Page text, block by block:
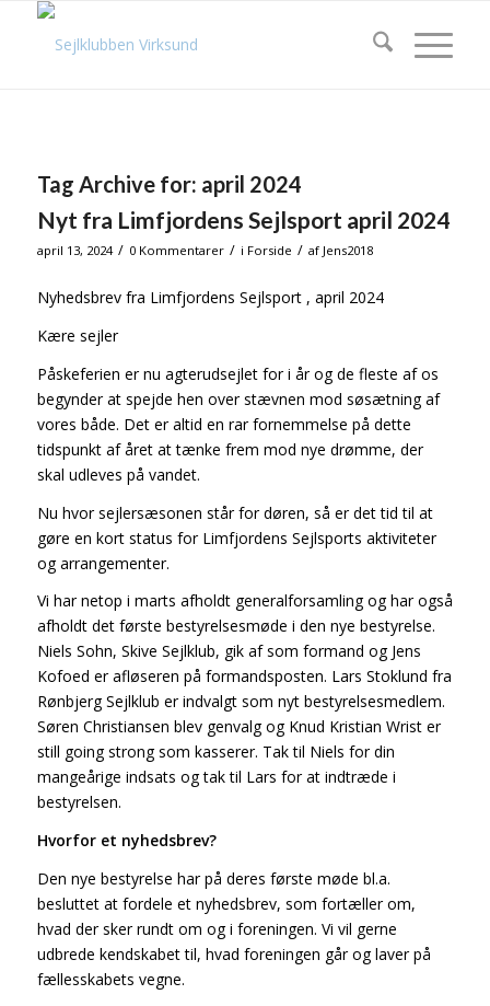
Tag Archive for: april 2024
Nyt fra Limfjordens Sejlsport april 2024
april 13, 2024 / 0 Kommentarer / i Forside / af Jens2018
Nyhedsbrev fra Limfjordens Sejlsport , april 2024
Kære sejler
Påskeferien er nu agterudsejlet for i år og de fleste af os
begynder at spejde hen over stævnen mod søsætning af
vores både. Det er altid en rar fornemmelse på dette
tidspunkt af året at tænke frem mod nye drømme, der
skal udleves på vandet.
Nu hvor sejlersæsonen står for døren, så er det tid til at
gøre en kort status for Limfjordens Sejlsports aktiviteter
og arrangementer.
Vi har netop i marts afholdt generalforsamling og har også
afholdt det første bestyrelsesmøde i den nye bestyrelse.
Niels Sohn, Skive Sejlklub, gik af som formand og Jens
Kofoed er afløseren på formandsposten. Lars Stoklund fra
Rønbjerg Sejlklub er indvalgt som nyt bestyrelsesmedlem.
Søren Christiansen blev genvalg og Knud Kristian Wrist er
still going strong som kasserer. Tak til Niels for din
mangeårige indsats og tak til Lars for at indtræde i
bestyrelsen.
Hvorfor et nyhedsbrev?
Den nye bestyrelse har på deres første møde bl.a.
besluttet at fordele et nyhedsbrev, som fortæller om,
hvad der sker rundt om og i foreningen. Vi vil gerne
udbrede kendskabet til, hvad foreningen går og laver på
fællesskabets vegne.